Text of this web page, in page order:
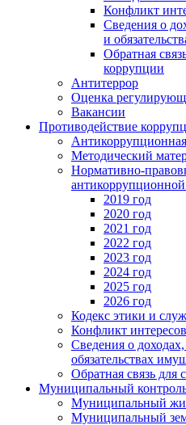
Конфликт
Сведения о
и
Обратная
коррупции
Антитеррор
Оценка
Вакансии
Противодействие
Антикоррупционная
Методический
Нормативно-
антикоррупционной
2019 год
2020 год
2021 год
2022 год
2023 год
2024 год
2025 год
2026 год
Кодекс этики и
Конфликт интересов
Сведения о
обязательствах
Обратная связь для
Муниципальный
Муниципальный
Муниципальный